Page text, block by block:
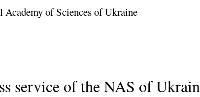
Academy of Sciences of Ukraine
service of the NAS of